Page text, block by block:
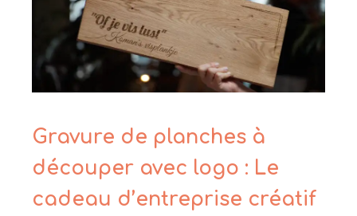
Gravure de planches à
découper avec logo : Le
cadeau d’entreprise créatif